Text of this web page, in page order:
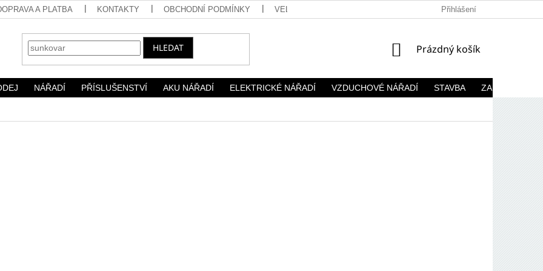
A PLATBA KONTAKTY OBCHODNÍ PODMÍNKY VELKOOBCHOD Přihlášení
HLEDAT
NÁKUPNÍ
Prázdný košík
NÁŘADÍ PŘÍSLUŠENSTVÍ AKU NÁŘADÍ ELEKTRICKÉ NÁŘADÍ VZDUCHOVÉ NÁŘADÍ STAVBA ZAHRADA